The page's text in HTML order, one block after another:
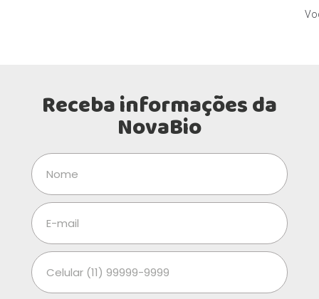
Receba informações da
NovaBio